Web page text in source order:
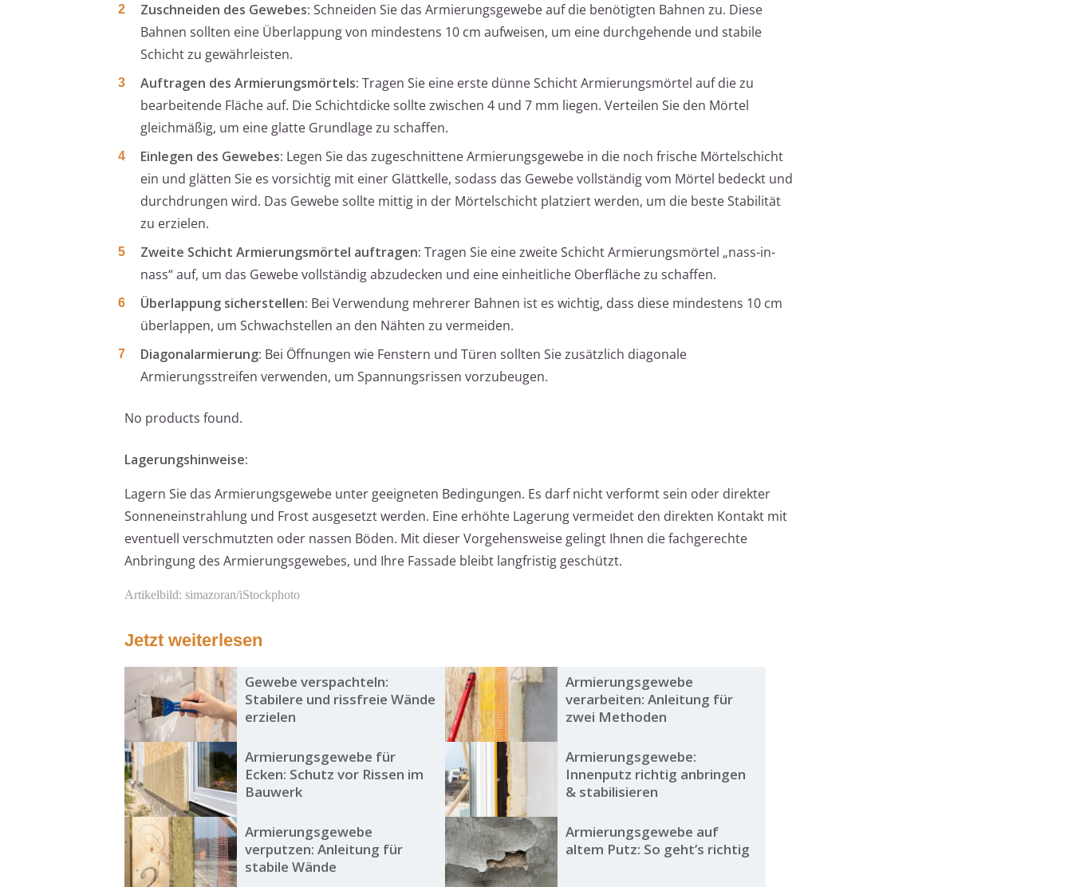
Zuschneiden des Gewebes: Schneiden Sie das Armierungsgewebe auf die benötigten Bahnen zu. Diese
Bahnen sollten eine Überlappung von mindestens 10 cm aufweisen, um eine durchgehende und stabile
Schicht zu gewährleisten.
Auftragen des Armierungsmörtels: Tragen Sie eine erste dünne Schicht Armierungsmörtel auf die zu
bearbeitende Fläche auf. Die Schichtdicke sollte zwischen 4 und 7 mm liegen. Verteilen Sie den Mörtel
gleichmäßig, um eine glatte Grundlage zu schaffen.
Einlegen des Gewebes: Legen Sie das zugeschnittene Armierungsgewebe in die noch frische Mörtelschicht
ein und glätten Sie es vorsichtig mit einer Glättkelle, sodass das Gewebe vollständig vom Mörtel bedeckt und
durchdrungen wird. Das Gewebe sollte mittig in der Mörtelschicht platziert werden, um die beste Stabilität
zu erzielen.
Zweite Schicht Armierungsmörtel auftragen: Tragen Sie eine zweite Schicht Armierungsmörtel „nass-in-
nass“ auf, um das Gewebe vollständig abzudecken und eine einheitliche Oberfläche zu schaffen.
Überlappung sicherstellen: Bei Verwendung mehrerer Bahnen ist es wichtig, dass diese mindestens 10 cm
überlappen, um Schwachstellen an den Nähten zu vermeiden.
Diagonalarmierung: Bei Öffnungen wie Fenstern und Türen sollten Sie zusätzlich diagonale
Armierungsstreifen verwenden, um Spannungsrissen vorzubeugen.
No products found.
Lagerungshinweise:
Lagern Sie das Armierungsgewebe unter geeigneten Bedingungen. Es darf nicht verformt sein oder direkter
Sonneneinstrahlung und Frost ausgesetzt werden. Eine erhöhte Lagerung vermeidet den direkten Kontakt mit
eventuell verschmutzten oder nassen Böden. Mit dieser Vorgehensweise gelingt Ihnen die fachgerechte
Anbringung des Armierungsgewebes, und Ihre Fassade bleibt langfristig geschützt.
Artikelbild: simazoran/iStockphoto
Jetzt weiterlesen
Gewebe verspachteln:
Stabilere und rissfreie Wände
erzielen
Armierungsgewebe
verarbeiten: Anleitung für
zwei Methoden
Armierungsgewebe für
Ecken: Schutz vor Rissen im
Bauwerk
Armierungsgewebe:
Innenputz richtig anbringen
& stabilisieren
Armierungsgewebe
verputzen: Anleitung für
stabile Wände
Armierungsgewebe auf
altem Putz: So geht’s richtig